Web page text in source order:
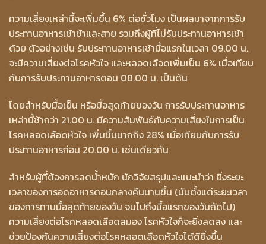
ความเสี่ยงเหล่านี้จะเพิ่มขึ้น 6% ต่อชั่วโมง เป็นผลมาจากการรับ
ประทานอาหารเช้าช้าและสาย รวมถึงผู้ที่ไม่รับประทานอาหารเช้า
ด้วย ตัวอย่างเช่น รับประทานอาหารเช้ามื้อแรกในเวลา 09.00 น.
จะมีความเสี่ยงต่อโรคหัวใจ และหลอดเลือดเพิ่มเป็น 6% เมื่อเทียบ
กับการรับประทานอาหารตอน 08.00 น. เป็นต้น
โดยสำหรับมื้อเย็น หรือมื้อสุดท้ายของวัน การรับประทานอาหาร
เหล่านี้ช้ากว่า 21.00 น. มีความสัมพันธ์กับความเสี่ยงในการเป็น
โรคหลอดเลือดหัวใจ เพิ่มขึ้นมากถึง 28% เมื่อเทียบกับการรับ
ประทานอาหารก่อน 20.00 น. เช่นเดียวกัน
สำหรับผู้ที่ต้องการลดน้ำหนัก นักวิจัยสรุปและแนะนำว่า ยิ่งระยะ
เวลาของการอดอาหารตอนกลางคืนนานขึ้น (นับตั้งแต่ระยะเวลา
ของการทานมื้อสุดท้ายของวัน จนไปถึงมื้อแรกของวันถัดไป)
ความเสี่ยงต่อโรคหลอดเลือดสมอง โรคหัวใจก็จะยิ่งลดลง และ
ช่วยป้องกันความเสี่ยงต่อโรคหลอดเลือดหัวใจได้ดียิ่งขึ้น